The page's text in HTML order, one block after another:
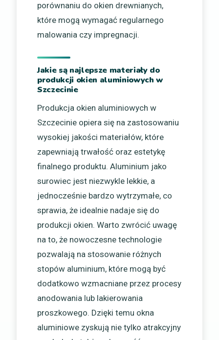
porównaniu do okien drewnianych,
które mogą wymagać regularnego
malowania czy impregnacji.
Jakie są najlepsze materiały do
produkcji okien aluminiowych w
Szczecinie
Produkcja okien aluminiowych w
Szczecinie opiera się na zastosowaniu
wysokiej jakości materiałów, które
zapewniają trwałość oraz estetykę
finalnego produktu. Aluminium jako
surowiec jest niezwykle lekkie, a
jednocześnie bardzo wytrzymałe, co
sprawia, że idealnie nadaje się do
produkcji okien. Warto zwrócić uwagę
na to, że nowoczesne technologie
pozwalają na stosowanie różnych
stopów aluminium, które mogą być
dodatkowo wzmacniane przez procesy
anodowania lub lakierowania
proszkowego. Dzięki temu okna
aluminiowe zyskują nie tylko atrakcyjny